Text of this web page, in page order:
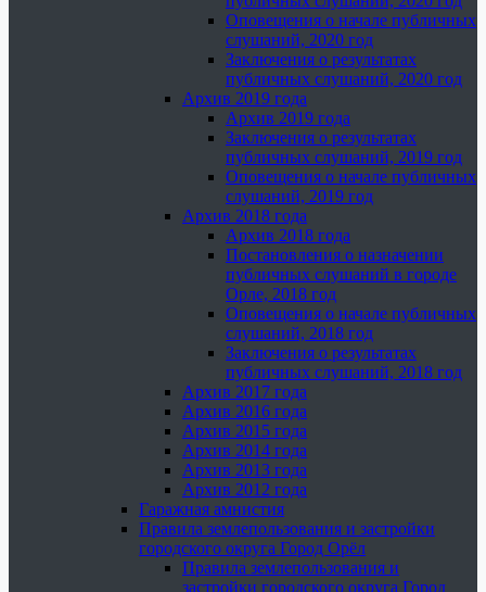
Оповещения о начале публичных
слушаний, 2020 год
Заключения о результатах
публичных слушаний, 2020 год
Архив 2019 года
Архив 2019 года
Заключения о результатах
публичных слушаний, 2019 год
Оповещения о начале публичных
слушаний, 2019 год
Архив 2018 года
Архив 2018 года
Постановления о назначении
публичных слушаний в городе
Орле, 2018 год
Оповещения о начале публичных
слушаний, 2018 год
Заключения о результатах
публичных слушаний, 2018 год
Архив 2017 года
Архив 2016 года
Архив 2015 года
Архив 2014 года
Архив 2013 года
Архив 2012 года
Гаражная амнистия
Правила землепользования и застройки
городского округа Город Орёл
Правила землепользования и
застройки городского округа Город